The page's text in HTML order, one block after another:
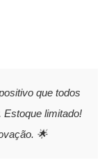
que todos
Estoque limitado!
🌟